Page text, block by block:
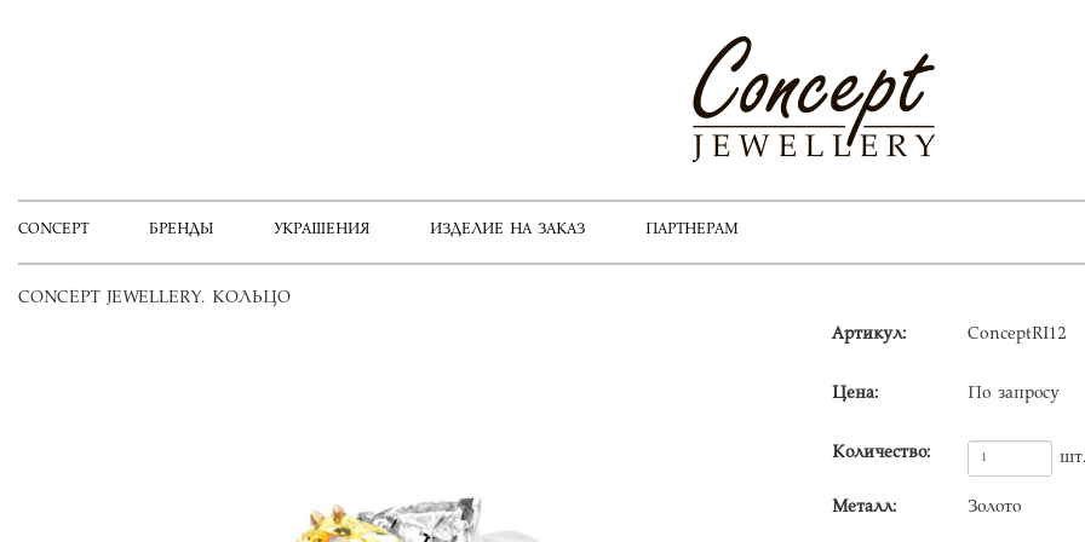
CONCEPT БРЕНДЫ УКРАШЕНИЯ ИЗДЕЛИЕ НА ЗАКАЗ ПАРТНЕРАМ
CONCEPT JEWELLERY. КОЛЬЦО
Артикул: ConceptRI12
Цена: По запросу
Количество: шт.
Металл: Золото